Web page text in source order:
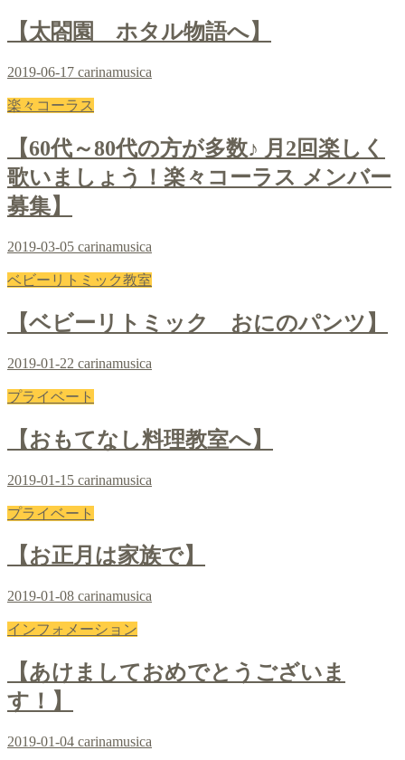
【太閤園 ホタル物語へ】
2019-06-17 carinamusica
楽々コーラス
【60代～80代の方が多数♪ 月2回楽しく
歌いましょう！楽々コーラス メンバー
募集】
2019-03-05 carinamusica
ベビーリトミック教室
【ベビーリトミック おにのパンツ】
2019-01-22 carinamusica
プライベート
【おもてなし料理教室へ】
2019-01-15 carinamusica
プライベート
【お正月は家族で】
2019-01-08 carinamusica
インフォメーション
【あけましておめでとうございま
す！】
2019-01-04 carinamusica